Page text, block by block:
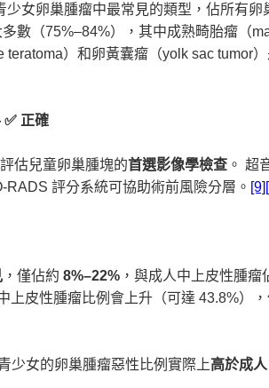
女卵巢腫瘤中最常見的類型，佔所有卵
數（75%–84%），其中成熟畸胎瘤（
）和卵黃囊瘤（yolk sac tumor
正確
估兒童卵巢腫塊的首選影像學檢查 。 超
評分系統可協助術前風險分層。 [9]
，僅佔約 8%–22% ，與成人中上皮性腫瘤
上皮性腫瘤比例會上升（可達 43.8%）
少女的卵巢腫瘤惡性比例實際上高於成人